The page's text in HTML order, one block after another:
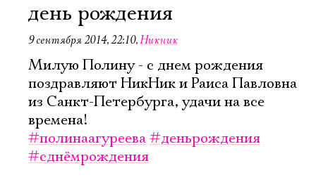
день рождения
9 сентября 2014, 22:10,Никник
Милую Полину - с днем рождения
поздравляют НикНик и Раиса Павловна
из Санкт-Петербурга, удачи на все
времена!
#полинаагуреева#деньрождения
#сднёмрождения